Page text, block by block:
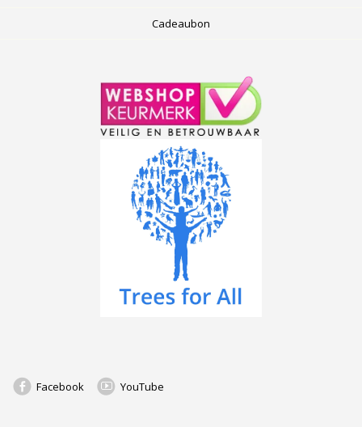
Cadeaubon
Facebook YouTube